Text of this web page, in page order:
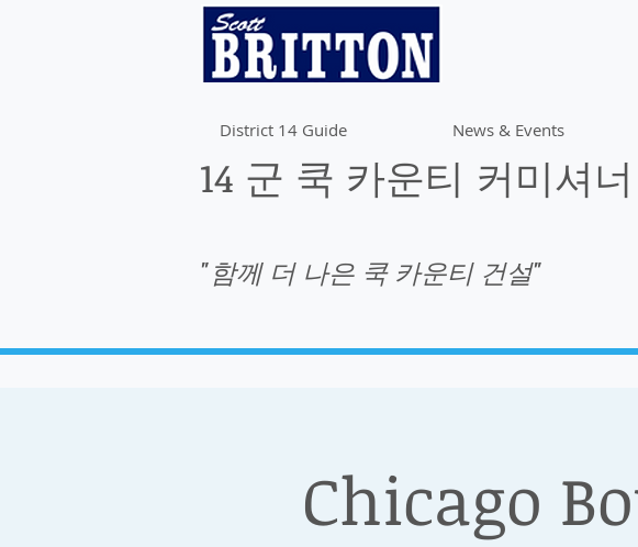
District 14 Guide News & Events
14 군 쿡 카운티 커미셔너
"함께 더 나은 쿡 카운티 건설"
Chicago